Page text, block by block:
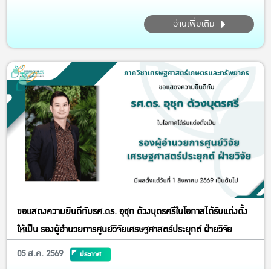
อ่านเพิ่มเติม
ขอแสดงความยินดีกับรศ.ดร. อุชุก ด้วงบุตรศรีในโอกาสได้รับแต่งตั้ง
ให้เป็น รองผู้อำนวยการศูนย์วิจัยเศรษฐศาสตร์ประยุกต์ ฝ่ายวิจัย
05 ส.ค. 2569
ประกาศ